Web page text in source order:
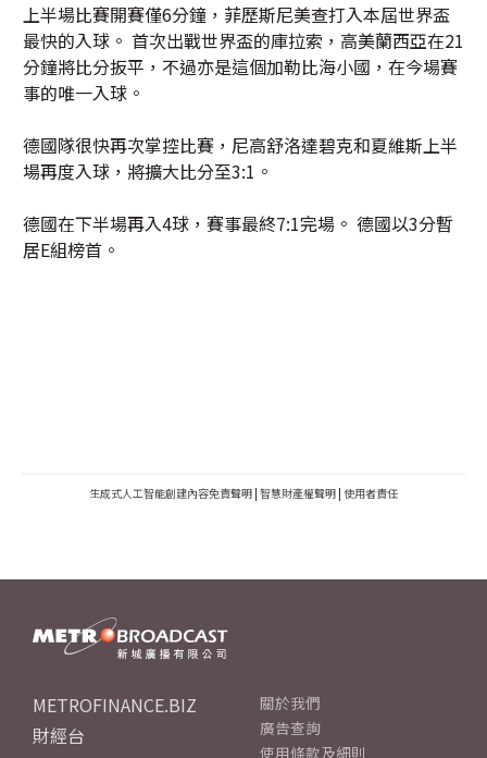
上半場比賽開賽僅6分鐘，菲歷斯尼美查打入本屆世界盃
最快的入球。 首次出戰世界盃的庫拉索，高美蘭西亞在21
分鐘將比分扳平，不過亦是這個加勒比海小國，在今場賽
事的唯一入球。
德國隊很快再次掌控比賽，尼高舒洛達碧克和夏維斯上半
場再度入球，將擴大比分至3:1。
德國在下半場再入4球，賽事最終7:1完場。 德國以3分暫
居E組榜首。
生成式人工智能創建內容免責聲明 | 智慧財產權聲明 | 使用者責任
METROFINANCE.BIZ
財經台
關於我們
廣告查詢
使用條款及細則